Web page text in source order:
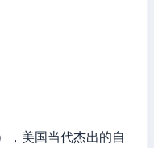
，美国当代杰出的自